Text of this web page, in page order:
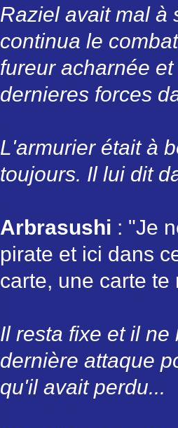
Raziel avait mal à
continua le
fureur acharnée
dernieres forces
L'armurier était à
toujours. Il lui dit
Arbrasushi : "Je
pirate et ici dans
carte, une carte
Il resta fixe et il
dernière attaque
qu'il avait perdu...